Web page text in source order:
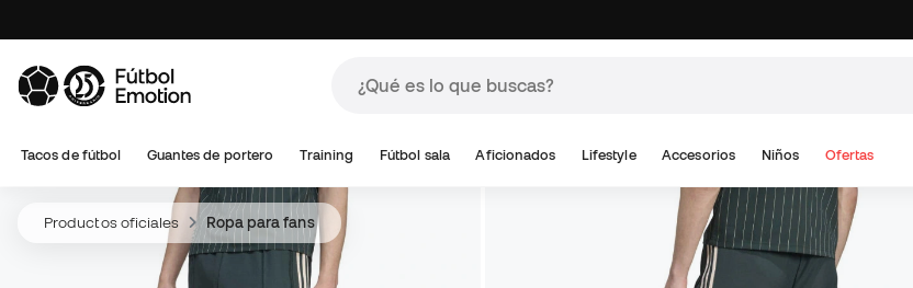
Tacos de fútbol Guantes de portero Training Fútbol sala Aficionados Lifestyle Accesorios Niños Ofertas
Productos oficiales Ropa para fans